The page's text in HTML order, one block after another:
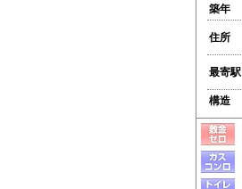
築年
住所
最寄駅
構造